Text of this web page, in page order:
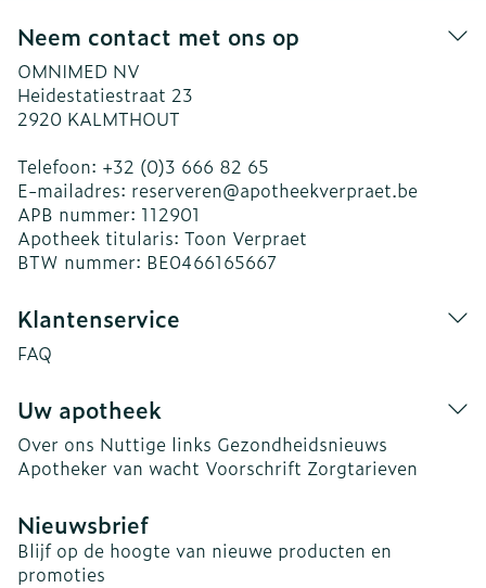
Neem contact met ons op
OMNIMED NV
Heidestatiestraat 23
2920 KALMTHOUT
Telefoon: +32 (0)3 666 82 65
E-mailadres: reserveren@apotheekverpraet.be
APB nummer: 112901
Apotheek titularis: Toon Verpraet
BTW nummer: BE0466165667
Klantenservice
FAQ
Uw apotheek
Over ons Nuttige links Gezondheidsnieuws
Apotheker van wacht Voorschrift Zorgtarieven
Nieuwsbrief
Blijf op de hoogte van nieuwe producten en
promoties